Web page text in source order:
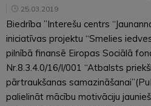
25.03.2019
Biedrība ”Interešu centrs
iniciatīvas projektu “Smelies
pilnībā finansē Eiropas Sociālā
Nr.8.3.4.0/16/I/001 “Atbalsts
pārtraukšanas
palielināt mācību motivāciju